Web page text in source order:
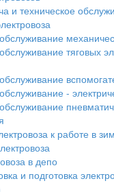
и техническое
тяговых
-
к работе в
в депо
и подготовка